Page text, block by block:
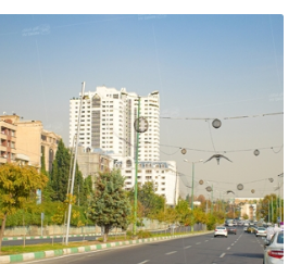
محله گردی
معماری
ملکی